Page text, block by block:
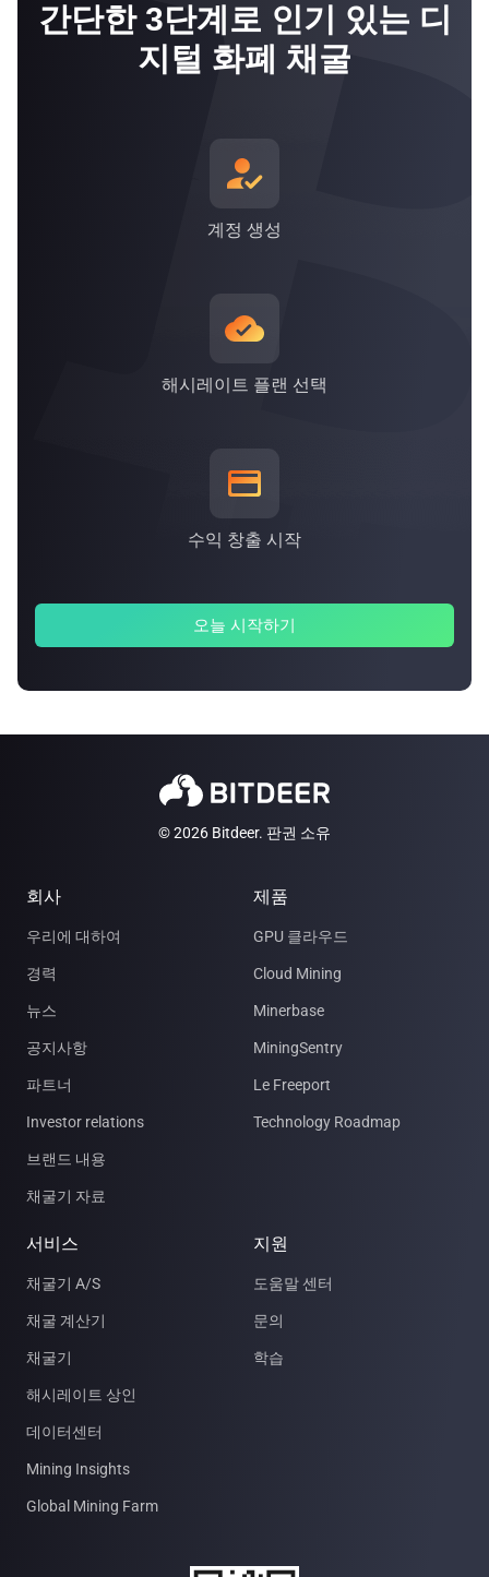
너지*로 운영된다.
•미국 내 또 다른 채굴 시설 두 곳은 풍력, 태양광, 원자력, 수
력 에너지*로 구성된 재생에너지 믹스를 각각 38% 및 62% 활
간단한 3단계로 인기 있는 디
지털 화폐 채굴
계정 생성
해시레이트 플랜 선택
수익 창출 시작
오늘 시작하기
© 2026 Bitdeer. 판권 소유
회사
우리에 대하여
경력
뉴스
공지사항
파트너
Investor relations
브랜드 내용
채굴기 자료
제품
GPU 클라우드
Cloud Mining
Minerbase
MiningSentry
Le Freeport
Technology Roadmap
서비스
채굴기 A/S
채굴 계산기
채굴기
해시레이트 상인
데이터센터
Mining Insights
Global Mining Farm
지원
도움말 센터
문의
학습